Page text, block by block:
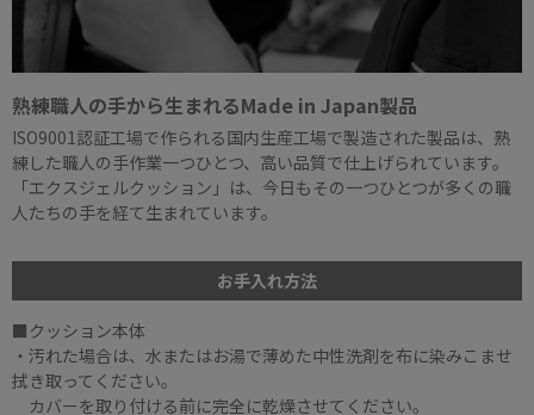
熟練職人の手から生まれるMade in Japan製品
ISO9001認証工場で作られる国内生産工場で製造された製品は、熟
練した職人の手作業一つひとつ、高い品質で仕上げられています。
「エクスジェルクッション」は、今日もその一つひとつが多くの職
人たちの手を経て生まれています。
お手入れ方法
■クッション本体
・汚れた場合は、水またはお湯で薄めた中性洗剤を布に染みこませ
拭き取ってください。
カバーを取り付ける前に完全に乾燥させてください。